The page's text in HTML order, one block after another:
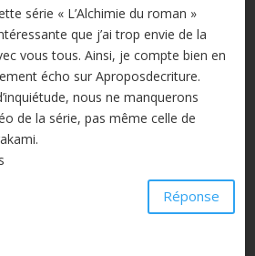
série « L’Alchimie du roman »
que j’ai trop envie de la
vous tous. Ainsi, je compte bien en
écho sur Aproposdecriture.
nous ne manquerons
de la série, pas même celle de
Réponse